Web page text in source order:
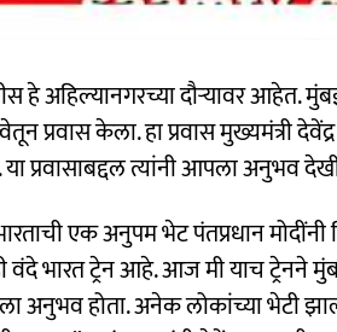
हे अहिल्यानगरच्या दौऱ्यावर आहेत.
प्रवास केला. हा प्रवास मुख्यमंत्री
या प्रवासाबद्दल त्यांनी आपला अनुभव
एक अनुपम भेट पंतप्रधान
वंदे भारत ट्रेन आहे. आज मी याच ट्रेनने
अनुभव होता. अनेक लोकांच्या भेटी